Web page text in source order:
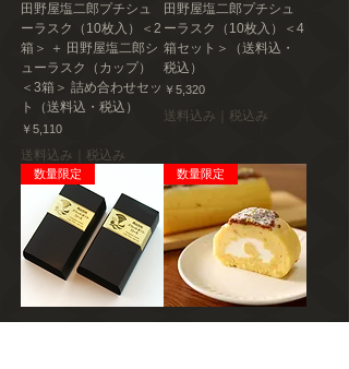
田野屋塩二郎プチシュ
ーラスク（10枚入）＜2
箱＞ ＋ 田野屋塩二郎シ
ューラスク（カップ）
＜3箱＞ 詰め合わせセッ
ト（送料込・税込）
価格
￥5,110
送料込み｜税込み
田野屋塩二郎プチシュ
ーラスク（10枚入）＜4
箱セット＞（送料込・
税込）
価格
￥5,320
送料込み｜税込み
数量限定 数量限定